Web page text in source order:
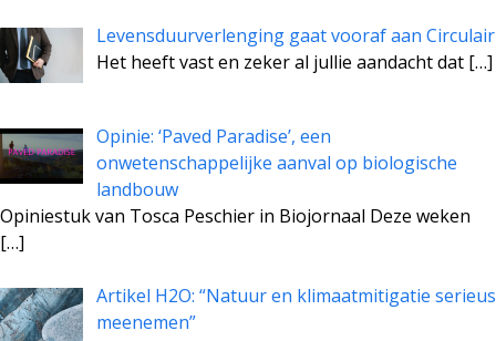
Levensduurverlenging gaat vooraf aan Circulair
Het heeft vast en zeker al jullie aandacht dat […]
Opinie: ‘Paved Paradise’, een
onwetenschappelijke aanval op biologische
landbouw
Opiniestuk van Tosca Peschier in Biojornaal Deze weken
[…]
Artikel H2O: “Natuur en klimaatmitigatie serieus
meenemen”